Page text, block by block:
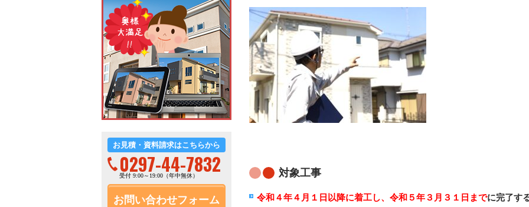
対象工事
令和４年４月１日以降に着工し、令和５年３月３１日までに完了す
お見積・資料請求はこちらから
0297-44-7832
受付 9:00～19:00（年中無休）
お問い合わせフォーム